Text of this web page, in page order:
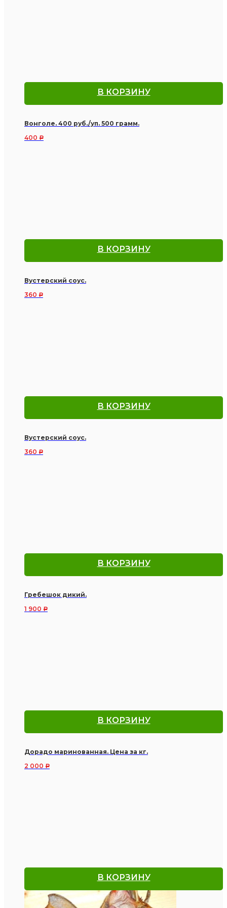
В КОРЗИНУ
Вонголе. 400 руб./уп. 500 грамм.
400
Р
В КОРЗИНУ
Вустерский соус.
360
Р
В КОРЗИНУ
Вустерский соус.
360
Р
В КОРЗИНУ
Гребешок дикий.
1 900
Р
В КОРЗИНУ
Дорадо маринованная. Цена за кг.
2 000
Р
В КОРЗИНУ